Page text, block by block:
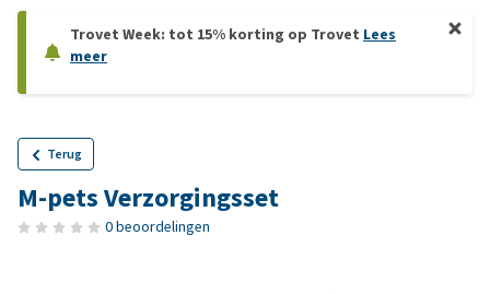
Trovet Week: tot 15% korting op Trovet Lees
meer
Terug
M-pets Verzorgingsset
0 beoordelingen